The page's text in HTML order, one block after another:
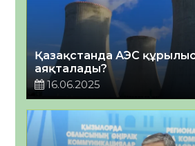
Қазақстанда АЭС
аяқталады?
16.06.2025